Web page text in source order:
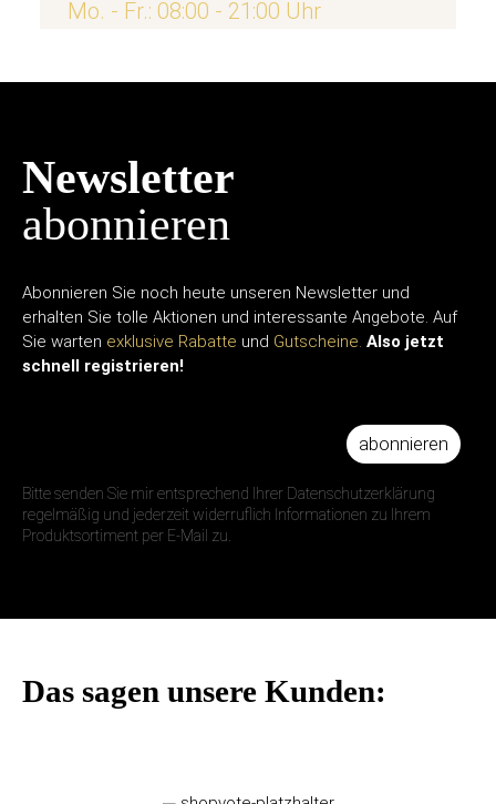
Mo. - Fr.: 08:00 - 21:00 Uhr
Newsletter
abonnieren
Abonnieren Sie noch heute unseren Newsletter und
erhalten Sie tolle Aktionen und interessante Angebote. Auf
Sie warten exklusive Rabatte und Gutscheine. Also jetzt
schnell registrieren!
abonnieren
Bitte senden Sie mir entsprechend Ihrer Datenschutzerklärung
regelmäßig und jederzeit widerruflich Informationen zu Ihrem
Produktsortiment per E-Mail zu.
Das sagen unsere Kunden: